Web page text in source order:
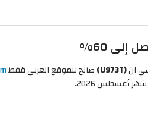
60%
(U973T) صالح للموقع العربي فقط